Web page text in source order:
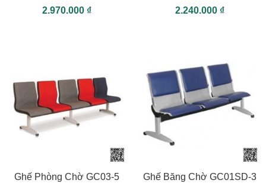
Được xếp
hạng55
2.970.000 ₫
Được xếp
hạng55
2.240.000 ₫
Ghế Phòng Chờ GC03-5 Ghế Băng Chờ GC01SD-3